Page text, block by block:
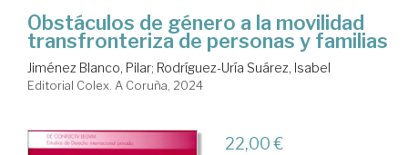
Obstáculos de género a la movilidad
transfronteriza de personas y familias
Jiménez Blanco, Pilar; Rodríguez-Uría Suárez, Isabel
Editorial Colex. A Coruña, 2024
22,00 €